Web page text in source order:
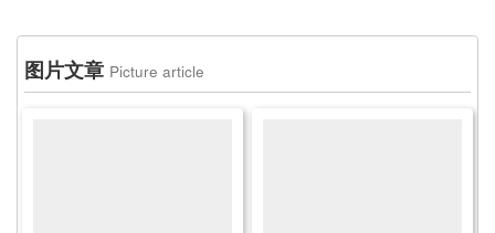
图片文章 Picture article